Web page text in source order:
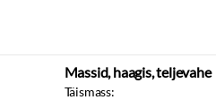
Massid, haagis, teljevahe
Täismass: